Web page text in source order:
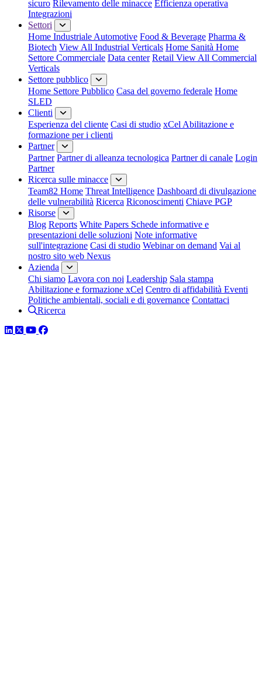
sicuro Rilevamento delle minacce Efficienza operativa
Integrazioni
Settori
Home Industriale Automotive Food & Beverage Pharma &
Biotech View All Industrial Verticals Home Sanità Home
Settore Commerciale Data center Retail View All Commercial
Verticals
Settore pubblico
Home Settore Pubblico Casa del governo federale Home
SLED
Clienti
Esperienza del cliente Casi di studio xCel Abilitazione e
formazione per i clienti
Partner
Partner Partner di alleanza tecnologica Partner di canale Login
Partner
Ricerca sulle minacce
Team82 Home Threat Intelligence Dashboard di divulgazione
delle vulnerabilità Ricerca Riconoscimenti Chiave PGP
Risorse
Blog Reports White Papers Schede informative e
presentazioni delle soluzioni Note informative
sull'integrazione Casi di studio Webinar on demand Vai al
nostro sito web Nexus
Azienda
Chi siamo Lavora con noi Leadership Sala stampa
Abilitazione e formazione xCel Centro di affidabilità Eventi
Politiche ambientali, sociali e di governance Contattaci
Ricerca
LinkedIn
TwitterYouTube
Facebook